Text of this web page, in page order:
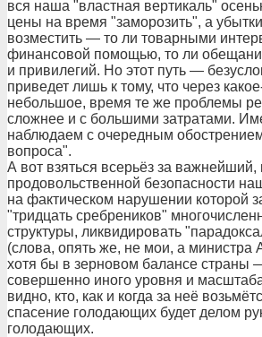
вся наша "властная вертикаль"
цены на время "заморозить", а
возместить — то ли товарными
финансовой помощью, то ли
и привилегий. Но этот путь —
приведет лишь к тому, что через
небольшое, время те же проблемы
сложнее и с большими затратами.
наблюдаем с очередным
вопроса".
А вот взяться всерьёз за
продовольственной безопасности
на фактическом нарушении которой
"тридцать сребреников"
структуры, ликвидировать
(слова, опять же, не мои, а министра
хотя бы в зерновом балансе страны
совершенно иного уровня и
видно, кто, как и когда за неё
спасение голодающих будет делом
голодающих.